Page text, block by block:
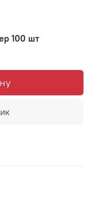
100 шт